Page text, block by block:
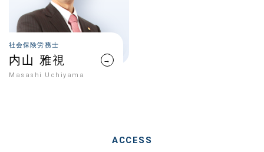
社会保険労務士
内山 雅視
Masashi Uchiyama
→
ACCESS